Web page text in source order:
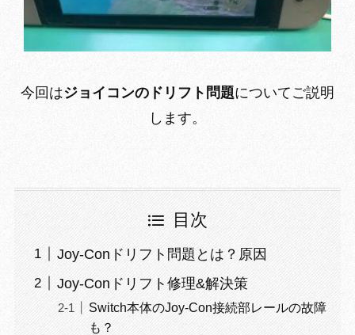
今回はジョイコンのドリフト問題についてご説明
します。
目次
Joy-Conドリフト問題とは？原因
Joy-Conドリフト修理&解決策
Switch本体のJoy-Con接続部レールの故障
も？